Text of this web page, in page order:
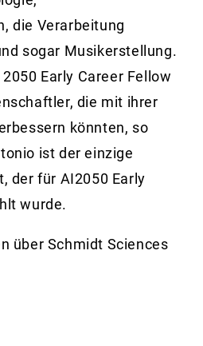
die Verarbeitung
sogar Musikerstellung.
Early Career Fellow
die mit ihrer
könnten, so
ist der einzige
der für AI2050 Early
wurde.
über Schmidt Sciences